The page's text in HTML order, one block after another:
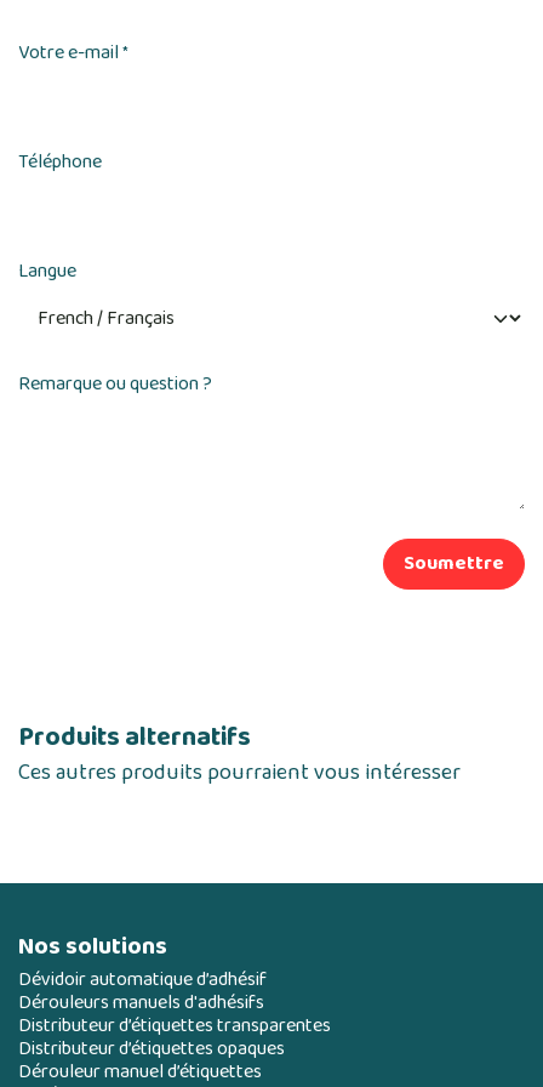
Votre e-mail*
Téléphone
Langue
Remarque ou question ?
Soumettre
Produits alternatifs
Ces autres produits pourraient vous intéresser
Nos solutions
Dévidoir automatique d’adhésif
Dérouleurs manuels d'adhésifs
Distributeur d’étiquettes transparentes
Distributeur d’étiquettes opaques
Dérouleur manuel d’étiquettes